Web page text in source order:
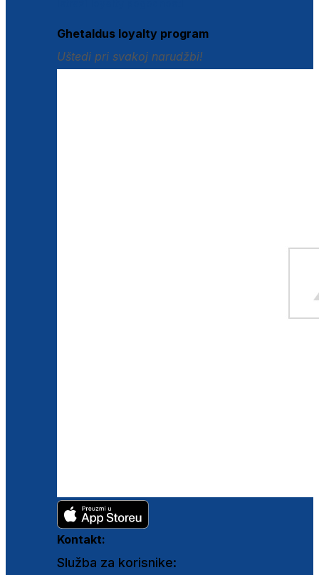
Ghetaldus loyalty program
Uštedi pri svakoj narudžbi!
Kontakt:
Služba za korisnike: